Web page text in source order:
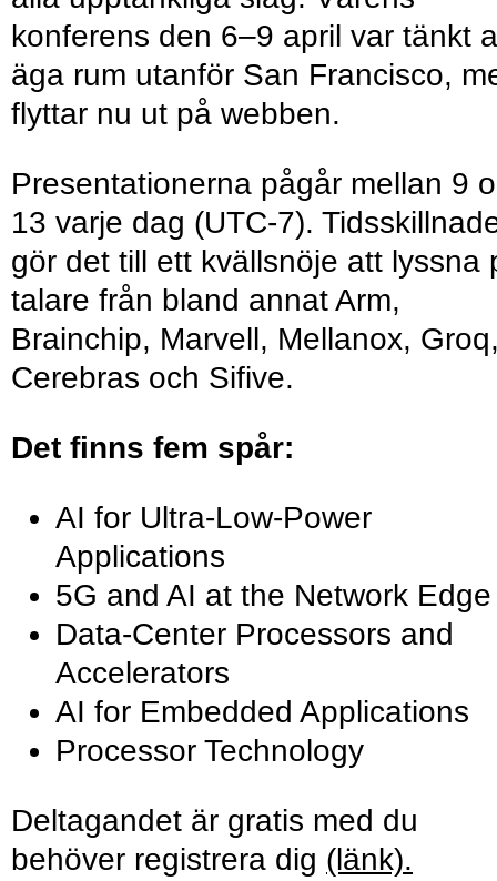
konferens den 6–9 april var tänkt
äga rum utanför San Francisco,
flyttar nu ut på webben.
Presentationerna pågår mellan 9
13 varje dag (UTC-7).
gör det till ett kvällsnöje att lyssna
talare från bland annat Arm,
Brainchip, Marvell, Mellanox,
Cerebras och Sifive.
Det finns fem spår:
AI for Ultra-Low-Power
Applications
5G and AI at the Network Edge
Data-Center Processors and
Accelerators
AI for Embedded Applications
Processor Technology
Deltagandet är gratis med du
behöver registrera dig (länk).